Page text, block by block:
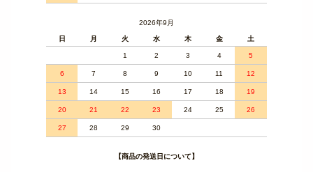
2026年9月
日 月 火 水 木 金 土
1 2 3 4 5
6 7 8 9 10 11 12
13 14 15 16 17 18 19
20 21 22 23 24 25 26
27 28 29 30
【商品の発送日について】